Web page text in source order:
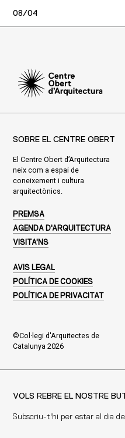
08/04
SOBRE EL CENTRE OBERT
El Centre Obert d’Arquitectura
neix com a espai de
coneixement i cultura
arquitectònics.
PREMSA
AGENDA D'ARQUITECTURA
VISITA'NS
AVIS LEGAL
POLÍTICA DE COOKIES
POLÍTICA DE PRIVACITAT
©Col·legi d'Arquitectes de
Catalunya 2026
VOLS REBRE EL NOSTRE
Subscriu-t'hi per estar al dia